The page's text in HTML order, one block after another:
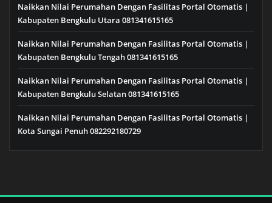
Naikkan Nilai Perumahan Dengan Fasilitas Portal Otomatis |
Kabupaten Bengkulu Utara 081341615165
Naikkan Nilai Perumahan Dengan Fasilitas Portal Otomatis |
Kabupaten Bengkulu Tengah 081341615165
Naikkan Nilai Perumahan Dengan Fasilitas Portal Otomatis |
Kabupaten Bengkulu Selatan 081341615165
Naikkan Nilai Perumahan Dengan Fasilitas Portal Otomatis |
Kota Sungai Penuh 082292180729